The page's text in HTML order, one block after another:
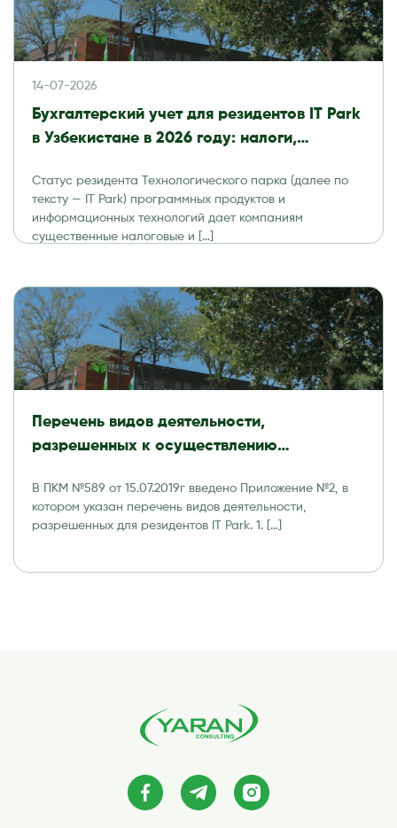
14-07-2026
Бухгалтерский учет для резидентов IT Park
в Узбекистане в 2026 году: налоги,
Статус резидента Технологического парка (далее по
тексту — IT Park) программных продуктов и
информационных технологий дает компаниям
существенные налоговые и […]
Перечень видов деятельности,
разрешенных к осуществлению
программных продуктов и
информационных технологий (IT Park)
В ПКМ №589 от 15.07.2019г введено Приложение №2, в
котором указан перечень видов деятельности,
разрешенных для резидентов IT Park. 1. […]